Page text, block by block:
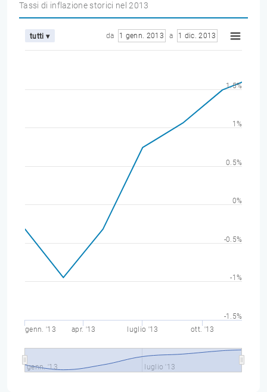
Tassi di inflazione storici nel 2013
tutti ▾ da 1 genn. 2013 a 1 dic. 2013
genn. '13 apr. '13 luglio '13 ott. '13
genn. '13 luglio '13
-1.5%
-1%
-0.5%
0%
0.5%
1%
1.5%